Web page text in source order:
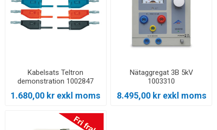
Kabelsats Teltron
demonstration 1002847
1.680,00 kr exkl moms
Nätaggregat 3B 5kV
1003310
8.495,00 kr exkl moms